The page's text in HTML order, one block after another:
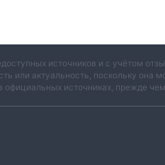
источников и с учётом
или актуальность, поскольку
источниках, прежде